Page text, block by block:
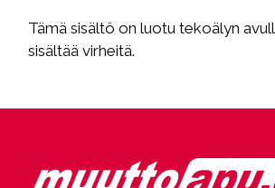
Tämä sisältö on luotu tekoälyn
sisältää virheitä.